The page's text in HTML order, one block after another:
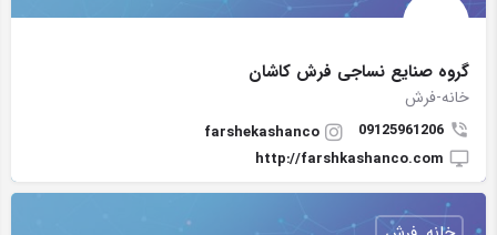
گروه صنایع نساجی فرش کاشان
خانه-فرش
09125961206
farshekashanco
http://farshkashanco.com